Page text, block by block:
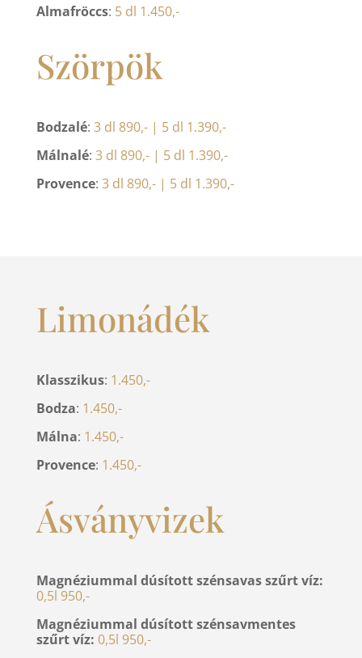
Almafröccs: 5 dl 1.450,-
Szörpök
Bodzalé: 3 dl 890,- | 5 dl 1.390,-
Málnalé: 3 dl 890,- | 5 dl 1.390,-
Provence: 3 dl 890,- | 5 dl 1.390,-
Limonádék
Klasszikus: 1.450,-
Bodza: 1.450,-
Málna: 1.450,-
Provence: 1.450,-
Ásványvizek
Magnéziummal dúsított szénsavas szűrt víz:
0,5l 950,-
Magnéziummal dúsított szénsavmentes
szűrt víz: 0,5l 950,-